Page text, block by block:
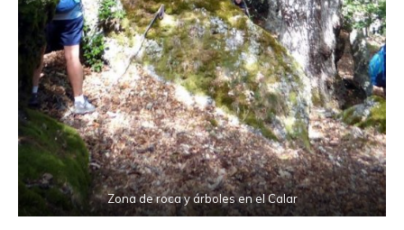
Zona de roca y árboles en el Calar